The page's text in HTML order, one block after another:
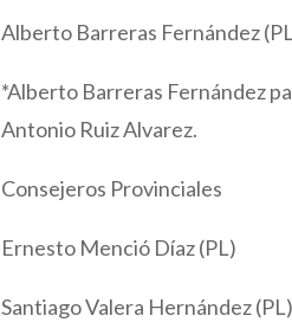
Alberto Barreras Fernández
*Alberto Barreras Fernández
Antonio Ruiz Alvarez.
Consejeros Provinciales
Ernesto Menció Díaz (PL)
Santiago Valera Hernández (PL)